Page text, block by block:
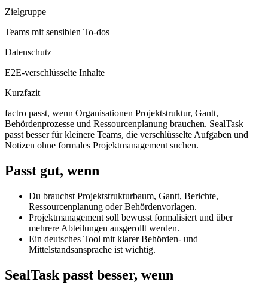
Zielgruppe
Teams mit sensiblen To-dos
Datenschutz
E2E-verschlüsselte Inhalte
Kurzfazit
factro passt, wenn Organisationen Projektstruktur, Gantt,
Behördenprozesse und Ressourcenplanung brauchen. SealTask
passt besser für kleinere Teams, die verschlüsselte Aufgaben und
Notizen ohne formales Projektmanagement suchen.
Passt gut, wenn
Du brauchst Projektstrukturbaum, Gantt, Berichte,
Ressourcenplanung oder Behördenvorlagen.
Projektmanagement soll bewusst formalisiert und über
mehrere Abteilungen ausgerollt werden.
Ein deutsches Tool mit klarer Behörden- und
Mittelstandsansprache ist wichtig.
SealTask passt besser, wenn